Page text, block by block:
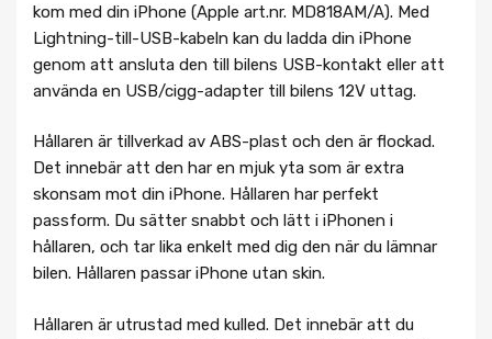
kom med din iPhone (Apple art.nr. MD818AM/A). Med
Lightning-till-USB-kabeln kan du ladda din iPhone
genom att ansluta den till bilens USB-kontakt eller att
använda en USB/cigg-adapter till bilens 12V uttag.
Hållaren är tillverkad av ABS-plast och den är flockad.
Det innebär att den har en mjuk yta som är extra
skonsam mot din iPhone. Hållaren har perfekt
passform. Du sätter snabbt och lätt i iPhonen i
hållaren, och tar lika enkelt med dig den när du lämnar
bilen. Hållaren passar iPhone utan skin.
Hållaren är utrustad med kulled. Det innebär att du